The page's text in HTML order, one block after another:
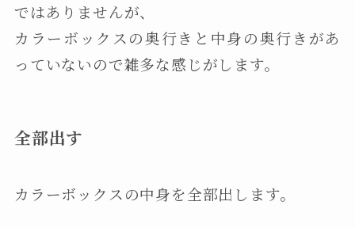
ではありませんが、
カラーボックスの奥行きと中身の奥行きがあ
っていないので雑多な感じがします。
全部出す
カラーボックスの中身を全部出します。